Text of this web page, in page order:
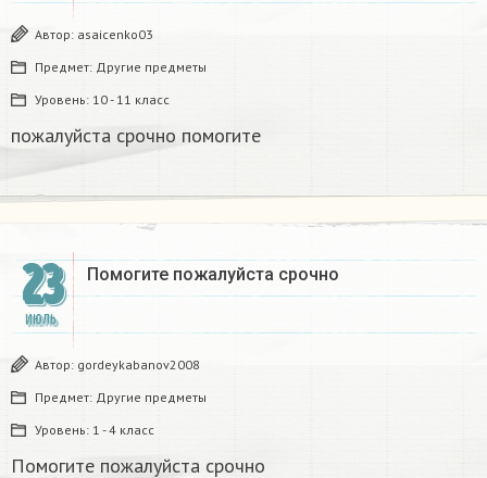
Автор: asaicenko03
Предмет: Другие предметы
Уровень: 10 - 11 класс
пожалуйста срочно помогите​
23
ИЮЛЬ
Помогите пожалуйста срочно​
Автор: gordeykabanov2008
Предмет: Другие предметы
Уровень: 1 - 4 класс
Помогите пожалуйста срочно​